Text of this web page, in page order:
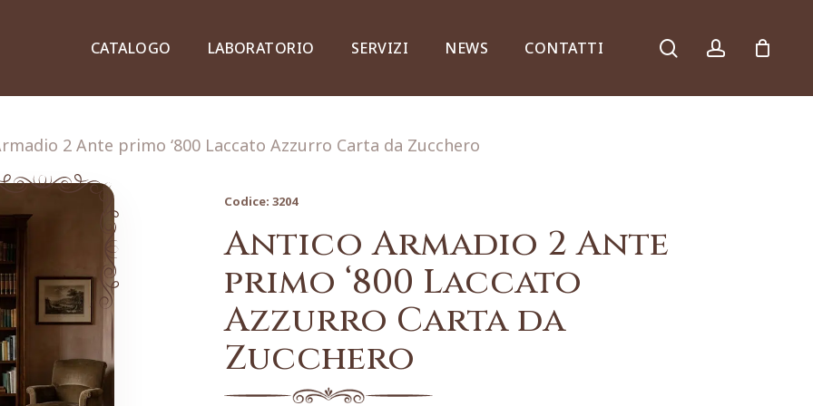
CATALOGO
Credenze, piattaie e vetrine Armadi, comò e ribalte
Lampade e lampadari Specchiere e consolle
Dipinti e stampe
LABORATORIO SERVIZI NEWS CONTATTI searchaccount
2 Ante primo ‘800 Laccato Azzurro Carta da Zucchero
Codice: 3204
Antico Armadio 2 Ante
primo ‘800 Laccato
Azzurro Carta da
Zucchero